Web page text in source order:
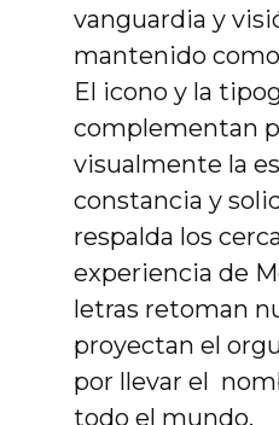
vanguardia y
mantenido
El icono y la
complementan
visualmente la
constancia y
respalda los
experiencia de
letras retoman
proyectan el
por llevar el
todo el mundo.